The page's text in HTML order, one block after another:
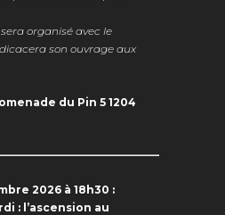
organisé avec le
son ouvrage aux
du Pin 5 1204
2026 à 18h30 :
: l’ascension au